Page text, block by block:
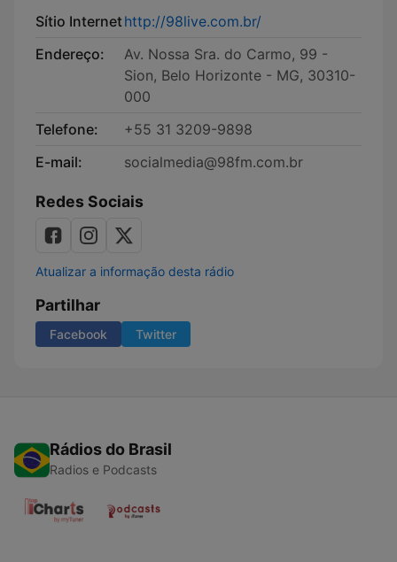
Sítio Internethttp://98live.com.br/
Endereço:
Av. Nossa Sra. do Carmo, 99 -
Sion, Belo Horizonte - MG, 30310-
000
Telefone:
+55 31 3209-9898
E-mail:
socialmedia@98fm.com.br
Redes Sociais
Atualizar a informação desta rádio
Partilhar
Facebook Twitter
Rádios do Brasil
Radios e Podcasts